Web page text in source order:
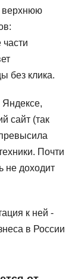
верхнюю
без клика.
Яндексе,
сайт (так
Почти
не доходит
к ней -
в России